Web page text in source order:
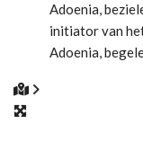
Adoenia,
initiator van
Adoenia,